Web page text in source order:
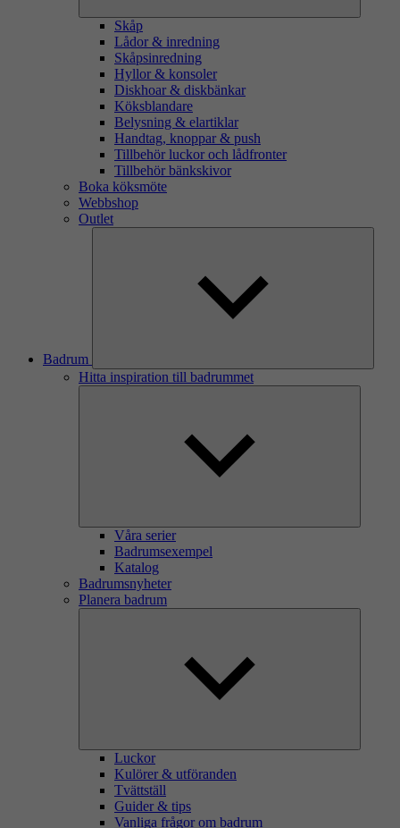
Skåp
Lådor & inredning
Skåpsinredning
Hyllor & konsoler
Diskhoar & diskbänkar
Köksblandare
Belysning & elartiklar
Handtag, knoppar & push
Tillbehör luckor och lådfronter
Tillbehör bänkskivor
Boka köksmöte
Webbshop
Outlet
Badrum
Hitta inspiration till badrummet
Våra serier
Badrumsexempel
Katalog
Badrumsnyheter
Planera badrum
Luckor
Kulörer & utföranden
Tvättställ
Guider & tips
Vanliga frågor om badrum